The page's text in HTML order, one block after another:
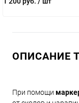
ОПИСАНИЕ
При помощи